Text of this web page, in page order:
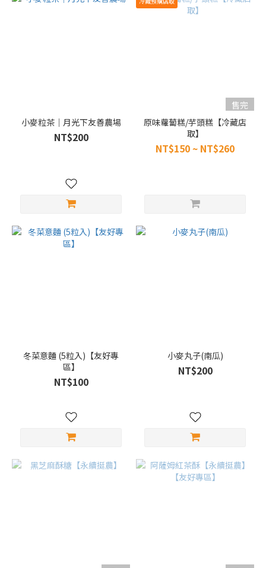
小麥粒茶｜月光下友善農場
NT$200
售完
原味蘿蔔糕/芋頭糕【冷藏店
取】
NT$150 ~ NT$260
冬菜意麵 (5粒入)【友好專
區】
NT$100
小麥丸子(南瓜)
NT$200